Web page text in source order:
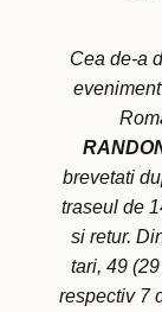
Cea de-a
brevetati
traseul de
si retur.
tari, 49
respectiv 7